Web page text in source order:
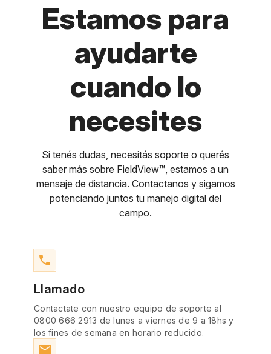
Estamos para
ayudarte
cuando lo
necesites
Si tenés dudas, necesitás soporte o querés
saber más sobre FieldView™, estamos a un
mensaje de distancia. Contactanos y sigamos
potenciando juntos tu manejo digital del
campo.
phone
Llamado
Contactate con nuestro equipo de soporte al
0800 666 2913 de lunes a viernes de 9 a 18hs y
los fines de semana en horario reducido.
email